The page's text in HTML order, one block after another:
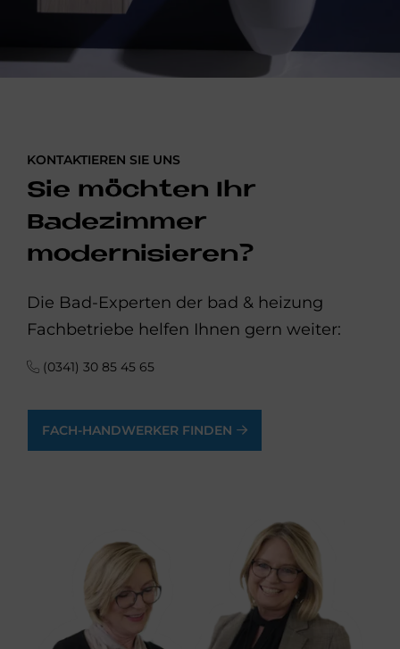
KONTAKTIEREN SIE UNS
Sie möchten Ihr
Badezimmer
modernisieren?
Die Bad-Experten der bad & heizung
Fachbetriebe helfen Ihnen gern weiter:
(0341) 30 85 45 65
FACH-HANDWERKER FINDEN